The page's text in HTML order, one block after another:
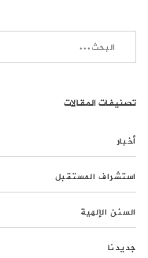
تصنيفات المقالات
أخبار
استشراف المستقبل
السنن الإلهية
جديدنا